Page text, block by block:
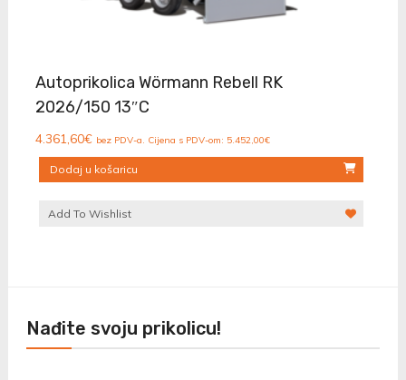
Autoprikolica Wörmann Rebell RK
2026/150 13″C
4.361,60€ bez PDV-a. Cijena s PDV-om: 5.452,00€
Dodaj u košaricu
Add To Wishlist
Nađite svoju prikolicu!